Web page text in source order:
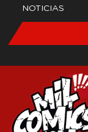
NOTICIAS